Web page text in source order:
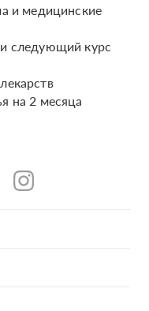
и медицинские
следующий курс
на 2 месяца